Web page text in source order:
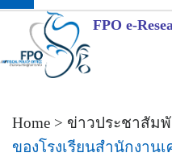
FPO e-
Home > ข่าวประชาสัม
ของโรงเรียนสำนักงาน